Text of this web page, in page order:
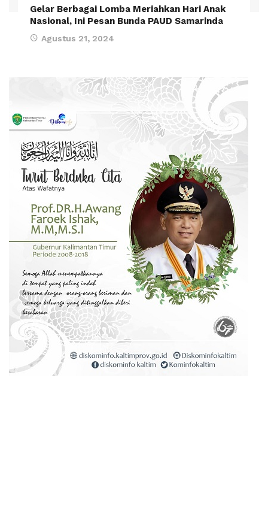
Gelar Berbagai Lomba Meriahkan Hari Anak
Nasional, Ini Pesan Bunda PAUD Samarinda
Agustus 21, 2024